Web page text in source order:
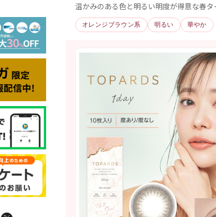
温かみのある色と明るい明度が得意な春
オレンジブラウン系 明るい 華やか